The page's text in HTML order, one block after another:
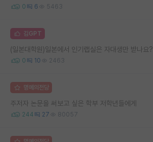
0 6 5463
김GPT
(일본대학원)일본에서 인기랩실은 자대생만 받나요?
0 10 2463
명예의전당
주저자 논문을 써보고 싶은 학부 저학년들에게
244 27 80057